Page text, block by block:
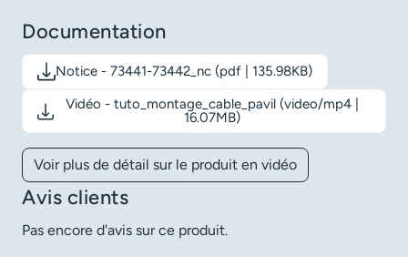
Documentation
Notice - 73441-73442_nc (pdf | 135.98KB)
Télécharger le document: Notice - 73441-73442_nc
Vidéo - tuto_montage_cable_pavil (video/mp4 |
16.07MB)
Télécharger le document: Vidéo - tuto_montage_cable_pavil
Voir plus de détail sur le produit en vidéo
Avis clients
Pas encore d'avis sur ce produit.